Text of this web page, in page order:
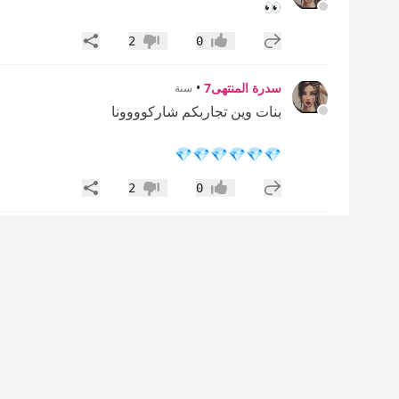
👀
إضافة رد جديد
إعجاب0 عدم إعجاب
2 مشاركة
سدرة المنتهى7 • سنة
بنات وين تجاربكم شاركوووونا
💎💎💎💎💎💎
إضافة رد جديد
إعجاب0 عدم إعجاب
2 مشاركة